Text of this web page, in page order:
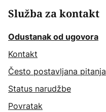
Služba za kontakt
Odustanak od ugovora
Kontakt
Često postavljana pitanja
Status narudžbe
Povratak